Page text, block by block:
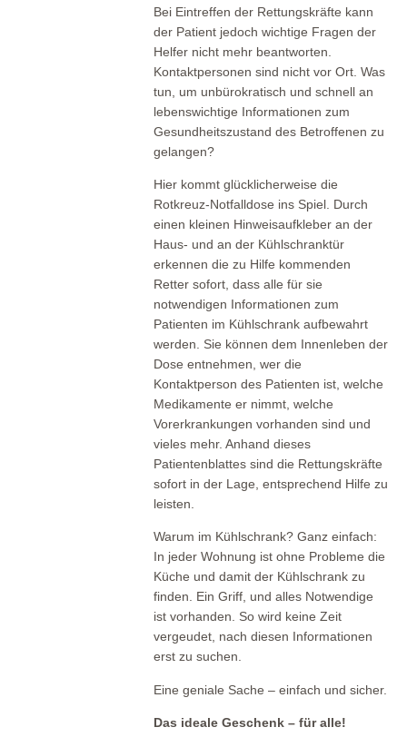
Bei Eintreffen der Rettungskräfte kann
der Patient jedoch wichtige Fragen der
Helfer nicht mehr beantworten.
Kontaktpersonen sind nicht vor Ort. Was
tun, um unbürokratisch und schnell an
lebenswichtige Informationen zum
Gesundheitszustand des Betroffenen zu
gelangen?
Hier kommt glücklicherweise die
Rotkreuz-Notfalldose ins Spiel. Durch
einen kleinen Hinweisaufkleber an der
Haus- und an der Kühlschranktür
erkennen die zu Hilfe kommenden
Retter sofort, dass alle für sie
notwendigen Informationen zum
Patienten im Kühlschrank aufbewahrt
werden. Sie können dem Innenleben der
Dose entnehmen, wer die
Kontaktperson des Patienten ist, welche
Medikamente er nimmt, welche
Vorerkrankungen vorhanden sind und
vieles mehr. Anhand dieses
Patientenblattes sind die Rettungskräfte
sofort in der Lage, entsprechend Hilfe zu
leisten.
Warum im Kühlschrank? Ganz einfach:
In jeder Wohnung ist ohne Probleme die
Küche und damit der Kühlschrank zu
finden. Ein Griff, und alles Notwendige
ist vorhanden. So wird keine Zeit
vergeudet, nach diesen Informationen
erst zu suchen.
Eine geniale Sache – einfach und sicher.
Das ideale Geschenk – für alle!